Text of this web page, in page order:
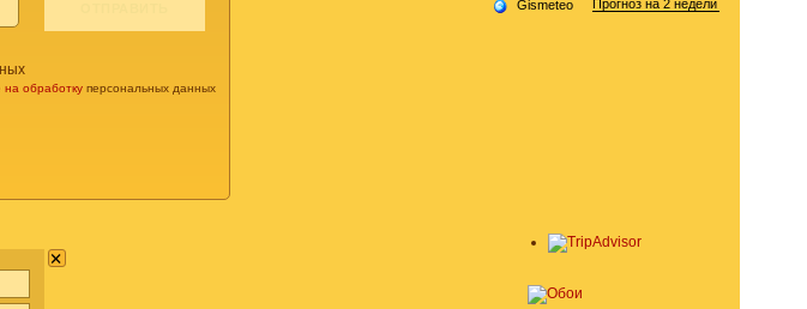
на обработку персональных данных
×